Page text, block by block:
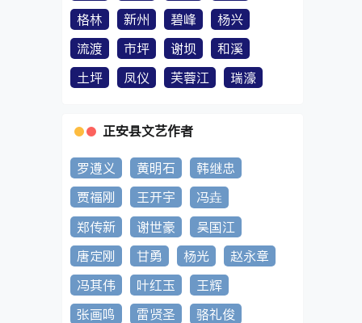
格林
新州 碧峰
杨兴
流渡
市坪 谢坝
和溪
土坪
凤仪 芙蓉江 瑞濠
正安县文艺作者
罗遵义 黄明石
韩继忠
贾福刚
王开宇
冯垚
郑传新
谢世豪
吴国江
唐定刚
甘勇 杨光
赵永章
冯其伟
叶红玉
王辉
张画鸣
雷贤圣
骆礼俊